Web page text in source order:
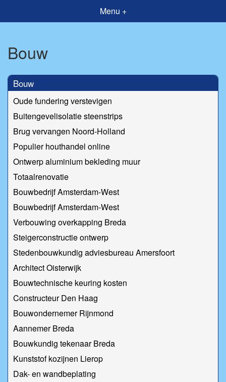
Menu +
Bouw
Bouw
Oude fundering verstevigen
Buitengevelisolatie steenstrips
Brug vervangen Noord-Holland
Populier houthandel online
Ontwerp aluminium bekleding muur
Totaalrenovatie
Bouwbedrijf Amsterdam-West
Bouwbedrijf Amsterdam-West
Verbouwing overkapping Breda
Steigerconstructie ontwerp
Stedenbouwkundig adviesbureau Amersfoort
Architect Oisterwijk
Bouwtechnische keuring kosten
Constructeur Den Haag
Bouwondernemer Rijnmond
Aannemer Breda
Bouwkundig tekenaar Breda
Kunststof kozijnen Lierop
Dak- en wandbeplating